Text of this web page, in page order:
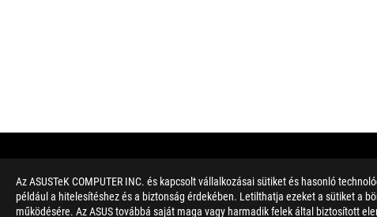
Az ASUSTeK COMPUTER INC. és kapcsolt vállalkozásai sütiket és hasonló
például a hitelesítéshez és a biztonság érdekében. Letilthatja ezeket a sütiket a
működésére. Az ASUS továbbá saját maga vagy harmadik felek által biztosított
Disclaimer
Az USB 3.0, 3.1 (Gen 1 és 2), 3.2 és/vagy Type-C tényleges
egyéb rendszerbeállítási tényezők és a felhasználási környezet.